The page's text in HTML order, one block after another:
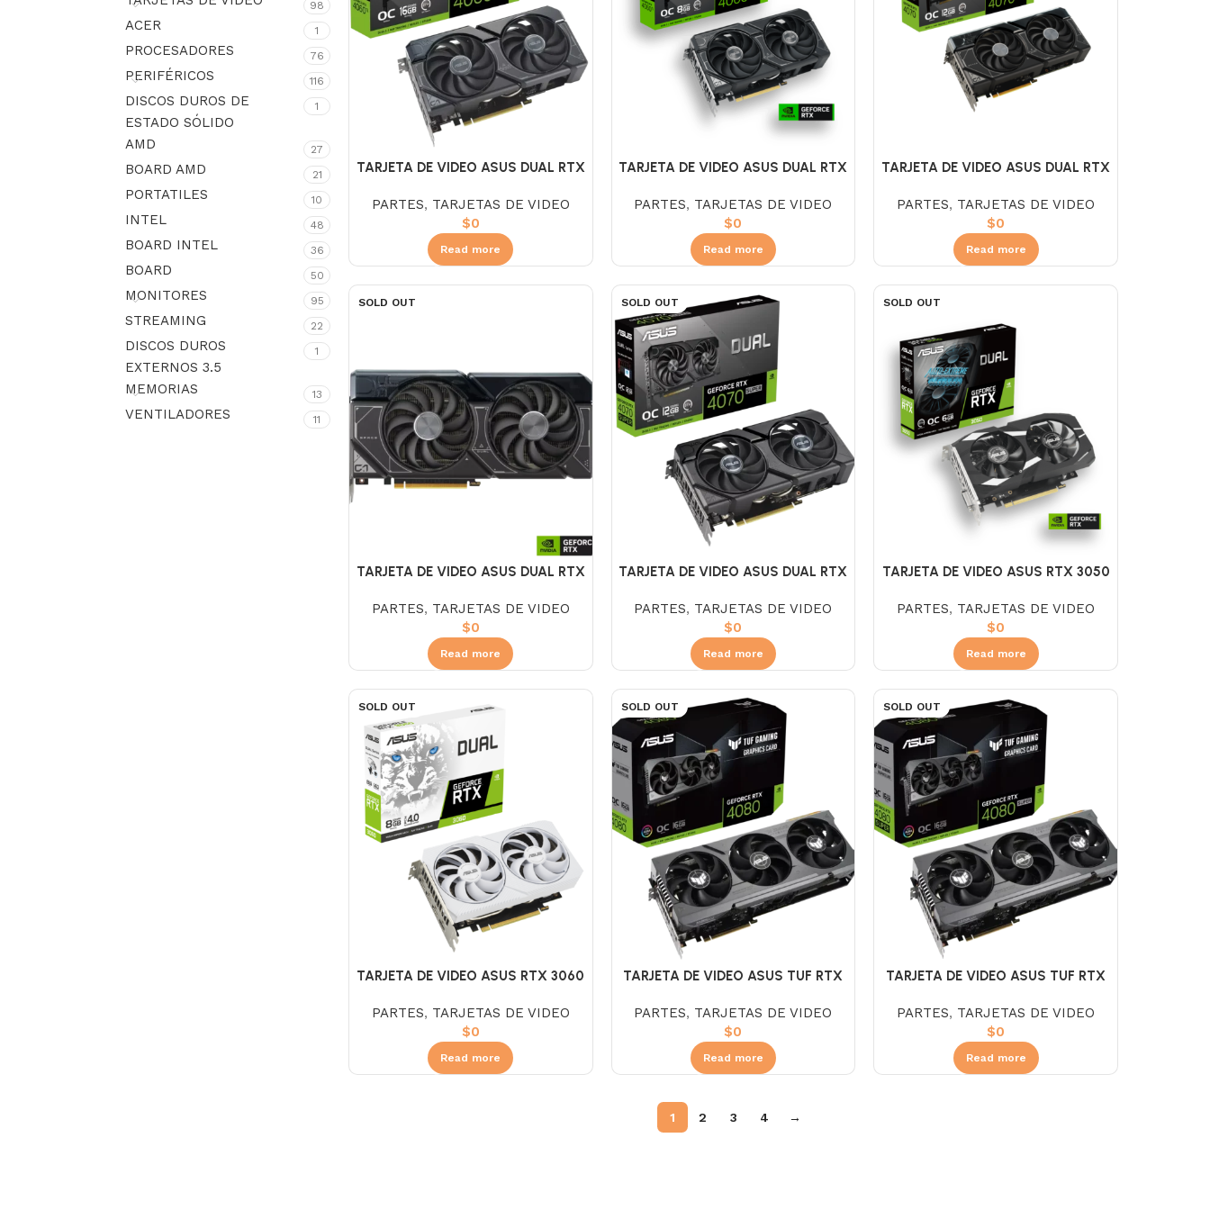
98
ACER 1
PROCESADORES 76
PERIFÉRICOS 116
DISCOS DUROS DE
ESTADO SÓLIDO
1
AMD 27
BOARD AMD 21
PORTATILES 10
INTEL 48
BOARD INTEL 36
BOARD 50
MONITORES 95
STREAMING 22
DISCOS DUROS
EXTERNOS 3.5
1
MEMORIAS 13
VENTILADORES 11
TARJETA DE VIDEO ASUS DUAL RTX
PARTES, TARJETAS DE VIDEO
$0
Read more
TARJETA DE VIDEO ASUS DUAL RTX
PARTES, TARJETAS DE VIDEO
$0
Read more
TARJETA DE VIDEO ASUS DUAL RTX
PARTES, TARJETAS DE VIDEO
$0
Read more
SOLD OUT
TARJETA DE VIDEO ASUS DUAL RTX
PARTES, TARJETAS DE VIDEO
$0
Read more
SOLD OUT
TARJETA DE VIDEO ASUS DUAL RTX
PARTES, TARJETAS DE VIDEO
$0
Read more
SOLD OUT
TARJETA DE VIDEO ASUS RTX 3050
PARTES, TARJETAS DE VIDEO
$0
Read more
SOLD OUT
TARJETA DE VIDEO ASUS RTX 3060
PARTES, TARJETAS DE VIDEO
$0
Read more
SOLD OUT
TARJETA DE VIDEO ASUS TUF RTX
PARTES, TARJETAS DE VIDEO
$0
Read more
SOLD OUT
TARJETA DE VIDEO ASUS TUF RTX
PARTES, TARJETAS DE VIDEO
$0
Read more
1 2 3 4 →